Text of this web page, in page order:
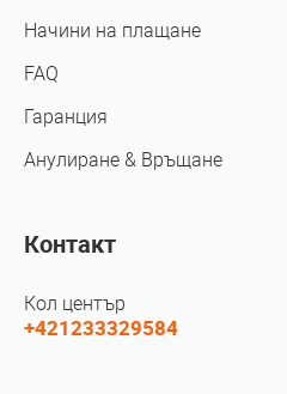
Начини на плащане
FAQ
Гаранция
Анулиране & Връщане
Контакт
Кол център
+421233329584